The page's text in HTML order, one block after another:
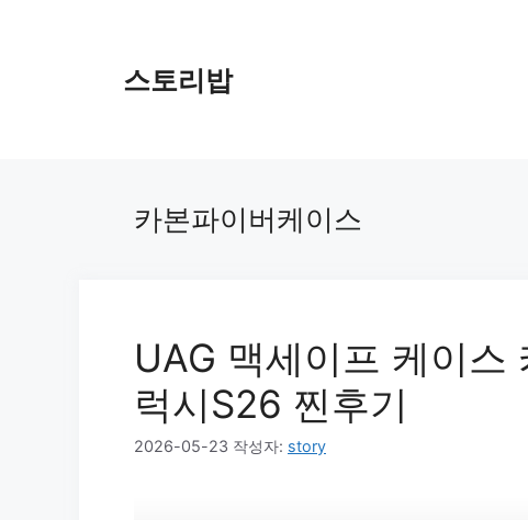
스토리밥
카본파이버케이스
UAG 맥세이프 케이스
럭시S26 찐후기
2026-05-23 작성자: story